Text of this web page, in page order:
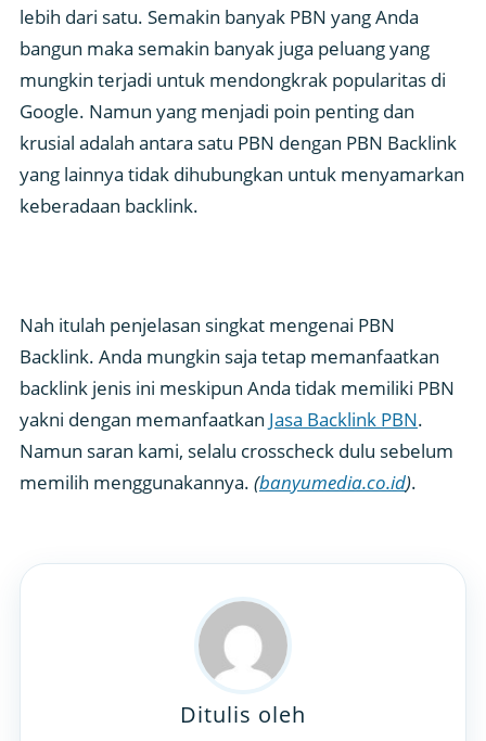
lebih dari satu. Semakin banyak PBN yang Anda
bangun maka semakin banyak juga peluang yang
mungkin terjadi untuk mendongkrak popularitas di
Google. Namun yang menjadi poin penting dan
krusial adalah antara satu PBN dengan PBN Backlink
yang lainnya tidak dihubungkan untuk menyamarkan
keberadaan backlink.
Nah itulah penjelasan singkat mengenai PBN
Backlink. Anda mungkin saja tetap memanfaatkan
backlink jenis ini meskipun Anda tidak memiliki PBN
yakni dengan memanfaatkan Jasa Backlink PBN.
Namun saran kami, selalu crosscheck dulu sebelum
memilih menggunakannya. (banyumedia.co.id).
Ditulis oleh